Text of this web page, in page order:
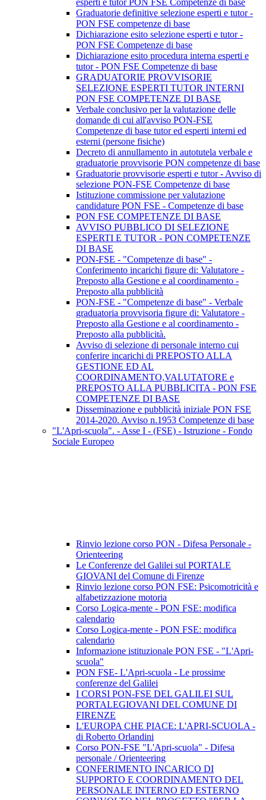
esperti e tutor PON FSE Competenze di base
Graduatorie definitive selezione esperti e tutor -
PON FSE competenze di base
Dichiarazione esito selezione esperti e tutor -
PON FSE Competenze di base
Dichiarazione esito procedura interna esperti e
tutor - PON FSE Competenze di base
GRADUATORIE PROVVISORIE
SELEZIONE ESPERTI TUTOR INTERNI
PON FSE COMPETENZE DI BASE
Verbale conclusivo per la valutazione delle
domande di cui all'avviso PON-FSE
Competenze di base tutor ed esperti interni ed
esterni (persone fisiche)
Decreto di annullamento in autotutela verbale e
graduatorie provvisorie PON competenze di base
Graduatorie provvisorie esperti e tutor - Avviso di
selezione PON-FSE Competenze di base
Istituzione commissione per valutazione
candidature PON FSE - Competenze di base
PON FSE COMPETENZE DI BASE
AVVISO PUBBLICO DI SELEZIONE
ESPERTI E TUTOR - PON COMPETENZE
DI BASE
PON-FSE - "Competenze di base" -
Conferimento incarichi figure di: Valutatore -
Preposto alla Gestione e al coordinamento -
Preposto alla pubblicità
PON-FSE - "Competenze di base" - Verbale
graduatoria provvisoria figure di: Valutatore -
Preposto alla Gestione e al coordinamento -
Preposto alla pubblicità.
Avviso di selezione di personale interno cui
conferire incarichi di PREPOSTO ALLA
GESTIONE ED AL
COORDINAMENTO,VALUTATORE e
PREPOSTO ALLA PUBBLICITA - PON FSE
COMPETENZE DI BASE
Disseminazione e pubblicità iniziale PON FSE
2014-2020. Avviso n.1953 Competenze di base
"L'Apri-scuola". - Asse I - (FSE) - Istruzione - Fondo
Sociale Europeo
Rinvio lezione corso PON - Difesa Personale -
Orienteering
Le Conferenze del Galilei sul PORTALE
GIOVANI del Comune di Firenze
Rinvio lezione corso PON FSE: Psicomotricità e
alfabetizzazione motoria
Corso Logica-mente - PON FSE: modifica
calendario
Corso Logica-mente - PON FSE: modifica
calendario
Informazione istituzionale PON FSE - "L'Apri-
scuola"
PON FSE- L'Apri-scuola - Le prossime
conferenze del Galilei
I CORSI PON-FSE DEL GALILEI SUL
PORTALEGIOVANI DEL COMUNE DI
FIRENZE
L'EUROPA CHE PIACE: L'APRI-SCUOLA -
di Roberto Orlandini
Corso PON-FSE "L'Apri-scuola" - Difesa
personale / Orienteering
CONFERIMENTO INCARICO DI
SUPPORTO E COORDINAMENTO DEL
PERSONALE INTERNO ED ESTERNO